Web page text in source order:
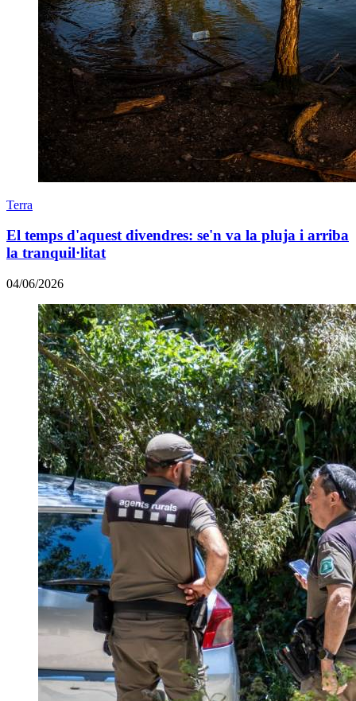
Terra
El temps d'aquest divendres: se'n va la pluja i arriba
la tranquil·litat
04/06/2026